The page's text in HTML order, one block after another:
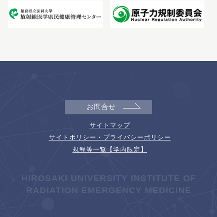
お問合せ
サイトマップ
サイトポリシー・プライバシーポリシー
規程等一覧【学内限定】
HIROSAKI UNIVERSITY INSTITUTE OF
RADIATION EMERGENCY MEDICINE